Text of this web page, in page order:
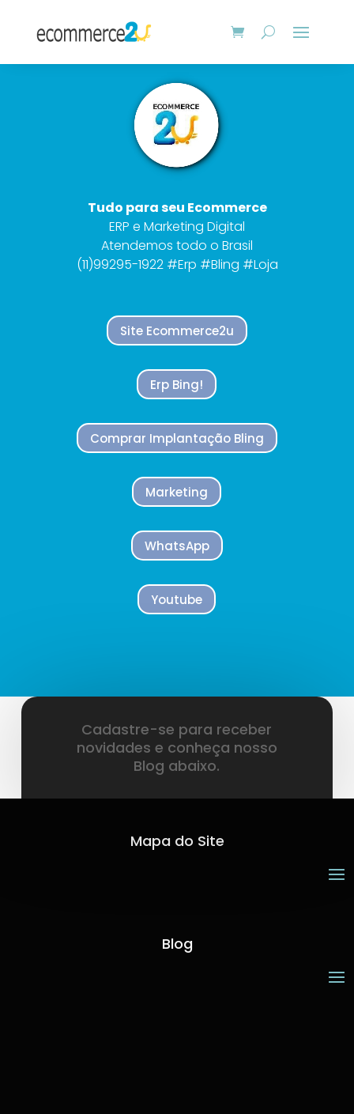
Tudo para seu Ecommerce
ERP e Marketing Digital
Atendemos todo o Brasil
(11)99295-1922 #Erp #Bling #Loja
Site Ecommerce2u
Erp Bing!
Comprar Implantação Bling
Marketing
WhatsApp
Youtube
Cadastre-se para receber
novidades e conheça nosso
Blog abaixo.
Mapa do Site
Blog